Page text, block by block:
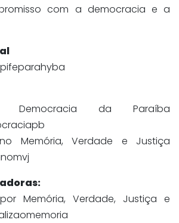
com a democracia e a
Democracia da Paraíba
Memória, Verdade e Justiça
Memória, Verdade, Justiça e